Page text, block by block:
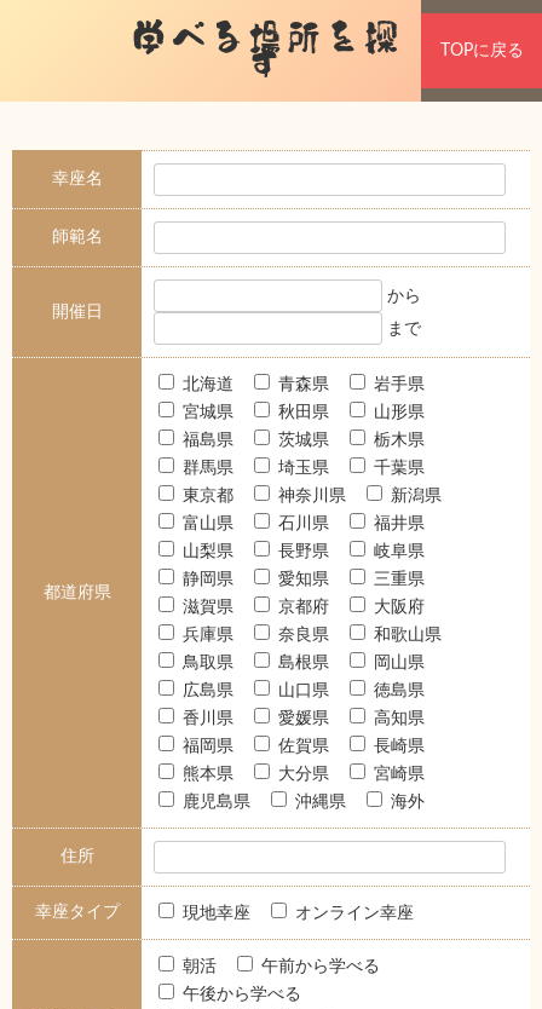
学べる場所を探
す TOPに戻る
幸座名
師範名
開催日
から
まで
都道府県
北海道 青森県
岩手県
宮城県
秋田県
山形県
福島県
茨城県
栃木県
群馬県
埼玉県
千葉県
東京都
神奈川県
新潟県
富山県
石川県
福井県
山梨県
長野県
岐阜県
静岡県
愛知県
三重県
滋賀県
京都府
大阪府
兵庫県
奈良県
和歌山県
鳥取県
島根県
岡山県
広島県
山口県
徳島県
香川県
愛媛県
高知県
福岡県
佐賀県
長崎県
熊本県
大分県
宮崎県
鹿児島県
沖縄県 海外
住所
幸座タイプ 現地幸座 オンライン幸座
朝活
午前から学べる
午後から学べる